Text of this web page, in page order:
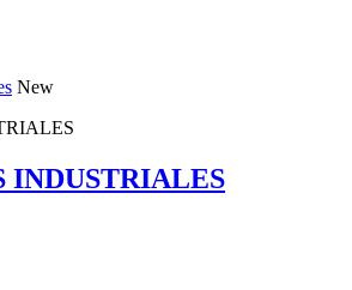
New
INDUSTRIALES